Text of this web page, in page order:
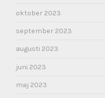
oktober 2023
september 2023
augusti 2023
juni 2023
maj 2023